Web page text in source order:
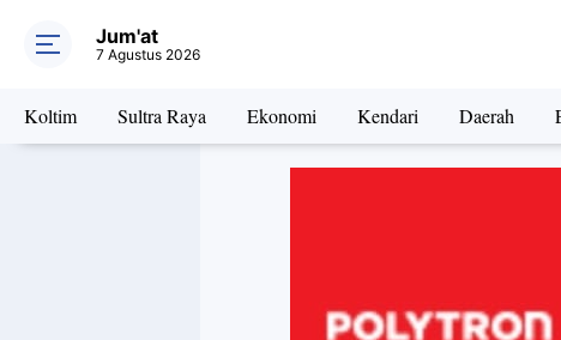
Jum'at
7 Agustus 2026
Koltim Sultra Raya Ekonomi Kendari Daerah